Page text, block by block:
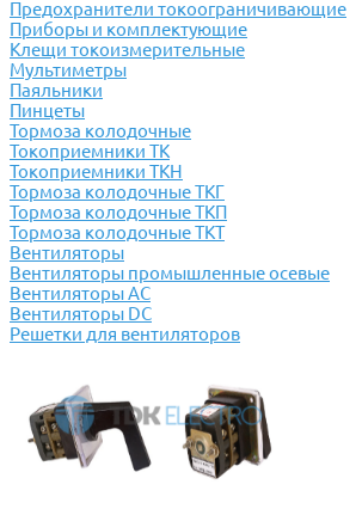
Предохранители токоограничивающие
Приборы и комплектующие
Клещи токоизмерительные
Мультиметры
Паяльники
Пинцеты
Тормоза колодочные
Токоприемники ТК
Токоприемники ТКН
Тормоза колодочные ТКГ
Тормоза колодочные ТКП
Тормоза колодочные ТКТ
Вентиляторы
Вентиляторы промышленные осевые
Вентиляторы АС
Вентиляторы DC
Решетки для вентиляторов